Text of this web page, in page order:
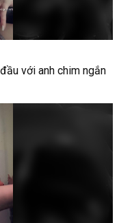
vén silip tâm sự chuyện lần đầu với anh chim ngắn